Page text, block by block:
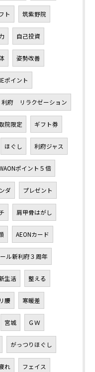
ト 筑紫野院
自己投資
姿勢改善
ポイント
利府 リラクゼーション
院限定 ギフト券
ほぐし 利府ジャス
ポイント５倍
ダ プレゼント
肩甲骨はがし
AEONカード
ル新利府３周年
生活 整える
腰 寒暖差
宮城 ＧＷ
がっつりほぐし
れ フェイス